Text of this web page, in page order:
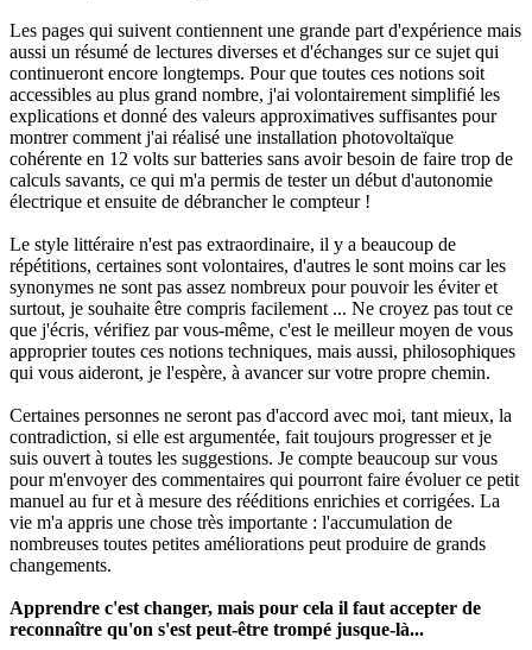
Les pages qui suivent contiennent une grande part d'expérience mais
aussi un résumé de lectures diverses et d'échanges sur ce sujet qui
continueront encore longtemps. Pour que toutes ces notions soit
accessibles au plus grand nombre, j'ai volontairement simplifié les
explications et donné des valeurs approximatives suffisantes pour
montrer comment j'ai réalisé une installation photovoltaïque
cohérente en 12 volts sur batteries sans avoir besoin de faire trop de
calculs savants, ce qui m'a permis de tester un début d'autonomie
électrique et ensuite de débrancher le compteur !
Le style littéraire n'est pas extraordinaire, il y a beaucoup de
répétitions, certaines sont volontaires, d'autres le sont moins car les
synonymes ne sont pas assez nombreux pour pouvoir les éviter et
surtout, je souhaite être compris facilement ... Ne croyez pas tout ce
que j'écris, vérifiez par vous-même, c'est le meilleur moyen de vous
approprier toutes ces notions techniques, mais aussi, philosophiques
qui vous aideront, je l'espère, à avancer sur votre propre chemin.
Certaines personnes ne seront pas d'accord avec moi, tant mieux, la
contradiction, si elle est argumentée, fait toujours progresser et je
suis ouvert à toutes les suggestions. Je compte beaucoup sur vous
pour m'envoyer des commentaires qui pourront faire évoluer ce petit
manuel au fur et à mesure des rééditions enrichies et corrigées. La
vie m'a appris une chose très importante : l'accumulation de
nombreuses toutes petites améliorations peut produire de grands
changements.
Apprendre c'est changer, mais pour cela il faut accepter de
reconnaître qu'on s'est peut-être trompé jusque-là...